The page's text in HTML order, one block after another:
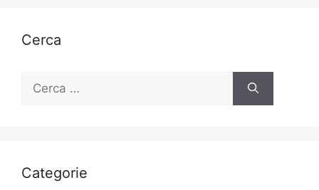
Cerca
Ricerca
Categorie